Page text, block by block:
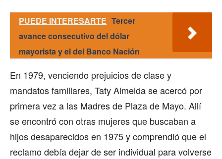
PUEDE INTERESARTE Tercer
avance consecutivo del dólar
mayorista y el del Banco Nación
En 1979, venciendo prejuicios de clase y
mandatos familiares, Taty Almeida se acercó por
primera vez a las Madres de Plaza de Mayo. Allí
se encontró con otras mujeres que buscaban a
hijos desaparecidos en 1975 y comprendió que el
reclamo debía dejar de ser individual para volverse